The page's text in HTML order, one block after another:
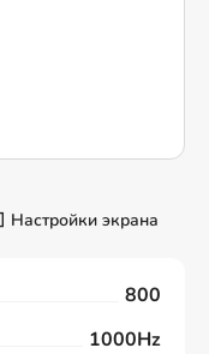
Настройки экрана
800
1000Hz